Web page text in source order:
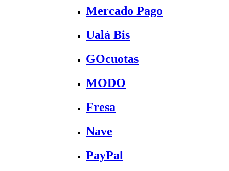
Mercado Pago
Ualá Bis
GOcuotas
MODO
Fresa
Nave
PayPal